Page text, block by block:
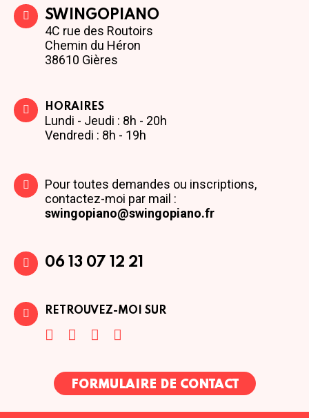
SWINGOPIANO
4C rue des Routoirs
Chemin du Héron
38610 Gières
HORAIRES
Lundi - Jeudi : 8h - 20h
Vendredi : 8h - 19h
Pour toutes demandes ou inscriptions,
contactez-moi par mail :
swingopiano@swingopiano.fr
06 13 07 12 21
RETROUVEZ-MOI SUR
FORMULAIRE DE CONTACT